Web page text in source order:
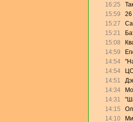
16:25
15:59
26
15:27
15:21
15:08
14:59
14:54
14:54
14:51
14:34
14:31
14:15
14:10